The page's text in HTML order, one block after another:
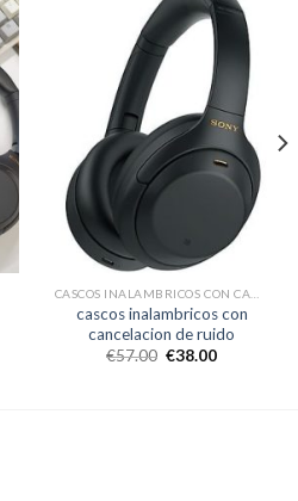
cascos inalambricos con
cancelacion de ruido
€57.00 €38.00